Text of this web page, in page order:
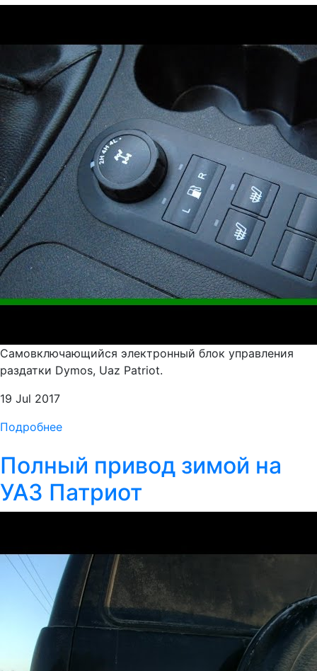
Самовключающийся электронный блок управления
раздатки Dymos, Uaz Patriot.
19 Jul 2017
Подробнее
Полный привод зимой на
УАЗ Патриот